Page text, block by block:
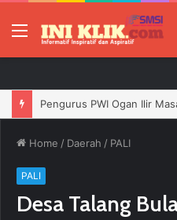
Menu
Home / Daerah / PALI
PALI
Desa Talang